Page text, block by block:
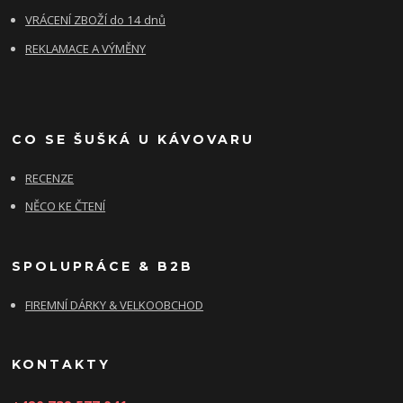
VRÁCENÍ ZBOŽÍ do 14 dnů
REKLAMACE A VÝMĚNY
CO SE ŠUŠKÁ U KÁVOVARU
RECENZE
NĚCO KE ČTENÍ
SPOLUPRÁCE & B2B
FIREMNÍ DÁRKY & VELKOOBCHOD
KONTAKTY